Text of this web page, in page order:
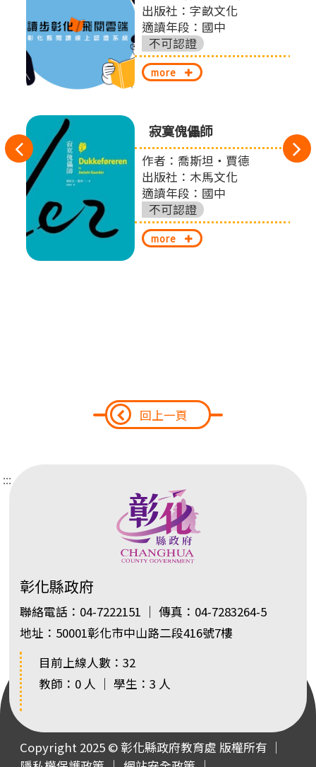
往
左
切
換
出版社：字畝文化
適讀年段：國中
不可認證
more
寂寞傀儡師
作者：喬斯坦‧賈德
出版社：木馬文化
適讀年段：國中
不可認證
more
回上一頁
:::
彰化縣政府
聯絡電話：04-7222151 ｜ 傳真：04-7283264-5
地址：50001彰化市中山路二段416號7樓
目前上線人數：32
教師：0 人 ｜ 學生：3 人
Copyright 2025 © 彰化縣政府教育處 版權所有 ｜